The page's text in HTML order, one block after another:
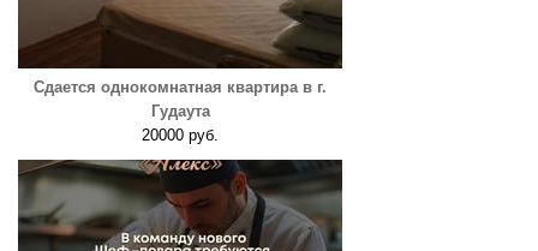
Сдается однокомнатная квартира в г.
Гудаута
20000 руб.